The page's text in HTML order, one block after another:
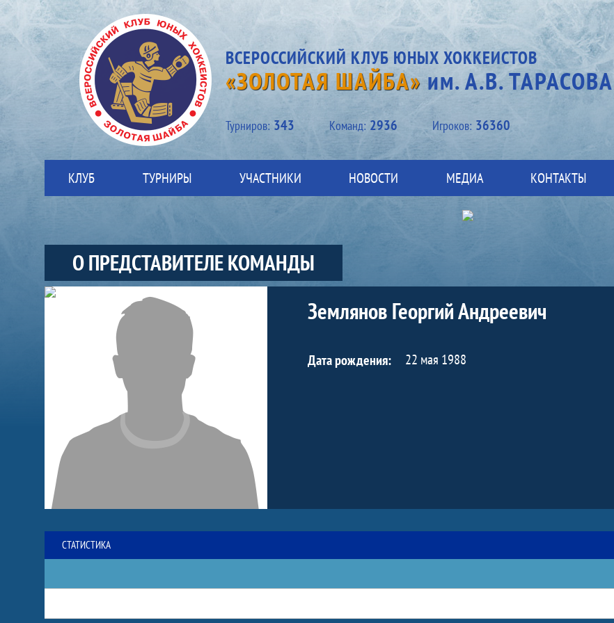
ВСЕРОССИЙСКИЙ КЛУБ ЮНЫХ ХОККЕИСТОВ
«ЗОЛОТАЯ ШАЙБА»им. А.В. ТАРАСОВА
Турниров: 343 Kоманд: 2936 Игроков: 36360
КЛУБ ТУРНИРЫ УЧАСТНИКИ НОВОСТИ МЕДИА КОНТАКТЫ
О ПРЕДСТАВИТЕЛЕ КОМАНДЫ
Участники-представитель-команды
Землянов Георгий Андреевич
Дата рождения: 22 мая 1988
СТАТИСТИКА